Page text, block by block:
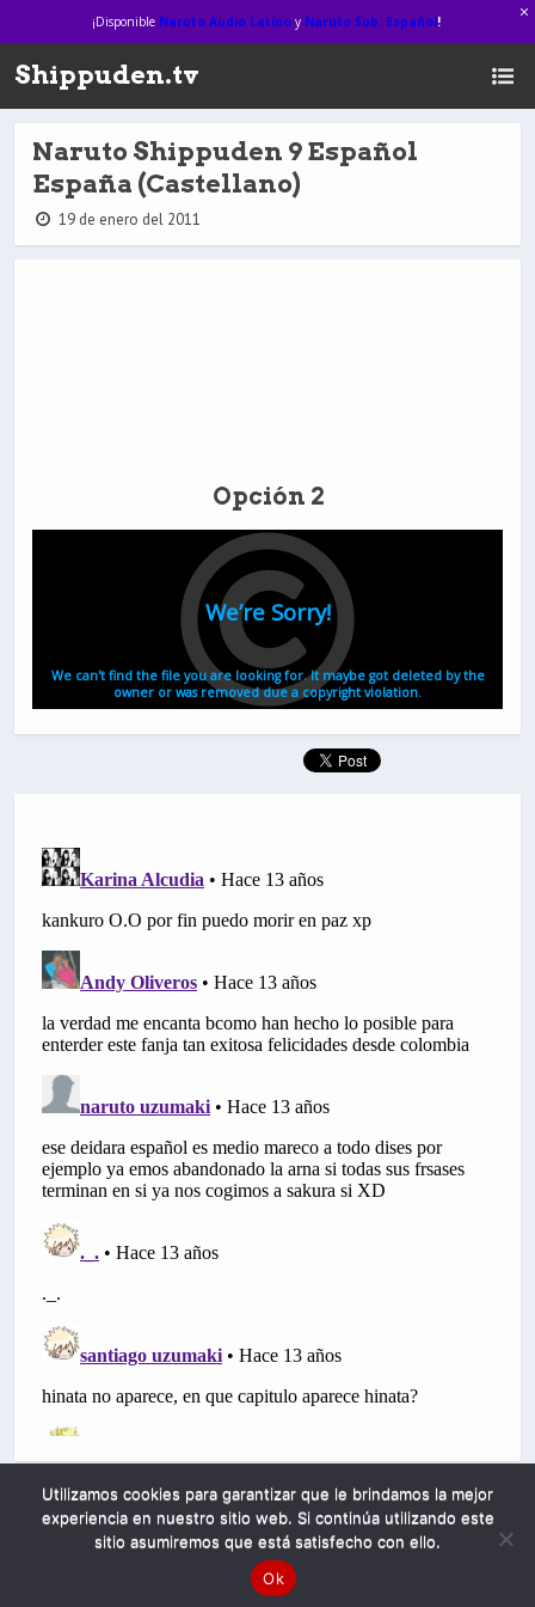
¡Disponible Naruto Audio Latinoy Naruto Sub. Español!
Shippuden.tv
Naruto Shippuden 9 Español
España (Castellano)
19 de enero del 2011
Opción 2
Utilizamos cookies para garantizar que le brindamos la mejor
experiencia en nuestro sitio web. Si continúa utilizando este
sitio asumiremos que está satisfecho con ello.
Ok